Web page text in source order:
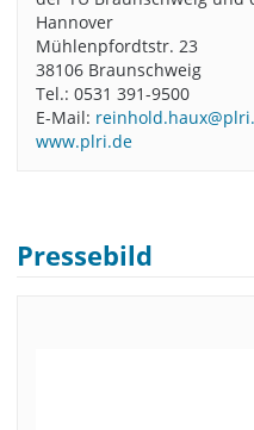
Hannover
Mühlenpfordtstr. 23
38106 Braunschweig
Tel.: 0531 391-9500
E-Mail:
www.plri.de
Pressebild